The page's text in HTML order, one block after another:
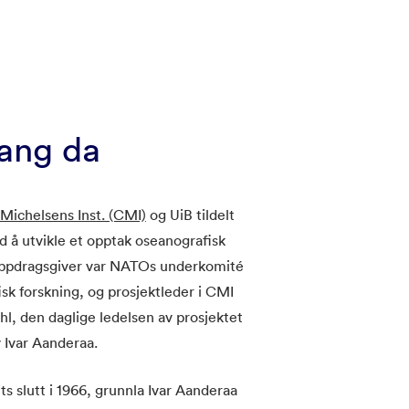
da
Inst. (CMI) og UiB tildelt
å utvikle et opptak oseanografisk
var NATOs underkomité
forskning, og prosjektleder i CMI
den daglige ledelsen av prosjektet
Aanderaa.
slutt i 1966, grunnla Ivar Aanderaa